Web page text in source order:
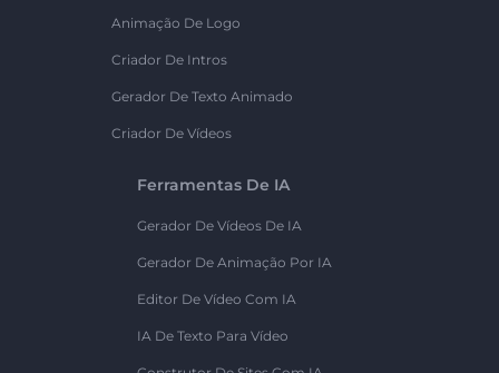
Animação De Logo
Criador De Intros
Gerador De Texto Animado
Criador De Vídeos
Ferramentas De IA
Gerador De Vídeos De IA
Gerador De Animação Por IA
Editor De Vídeo Com IA
IA De Texto Para Vídeo